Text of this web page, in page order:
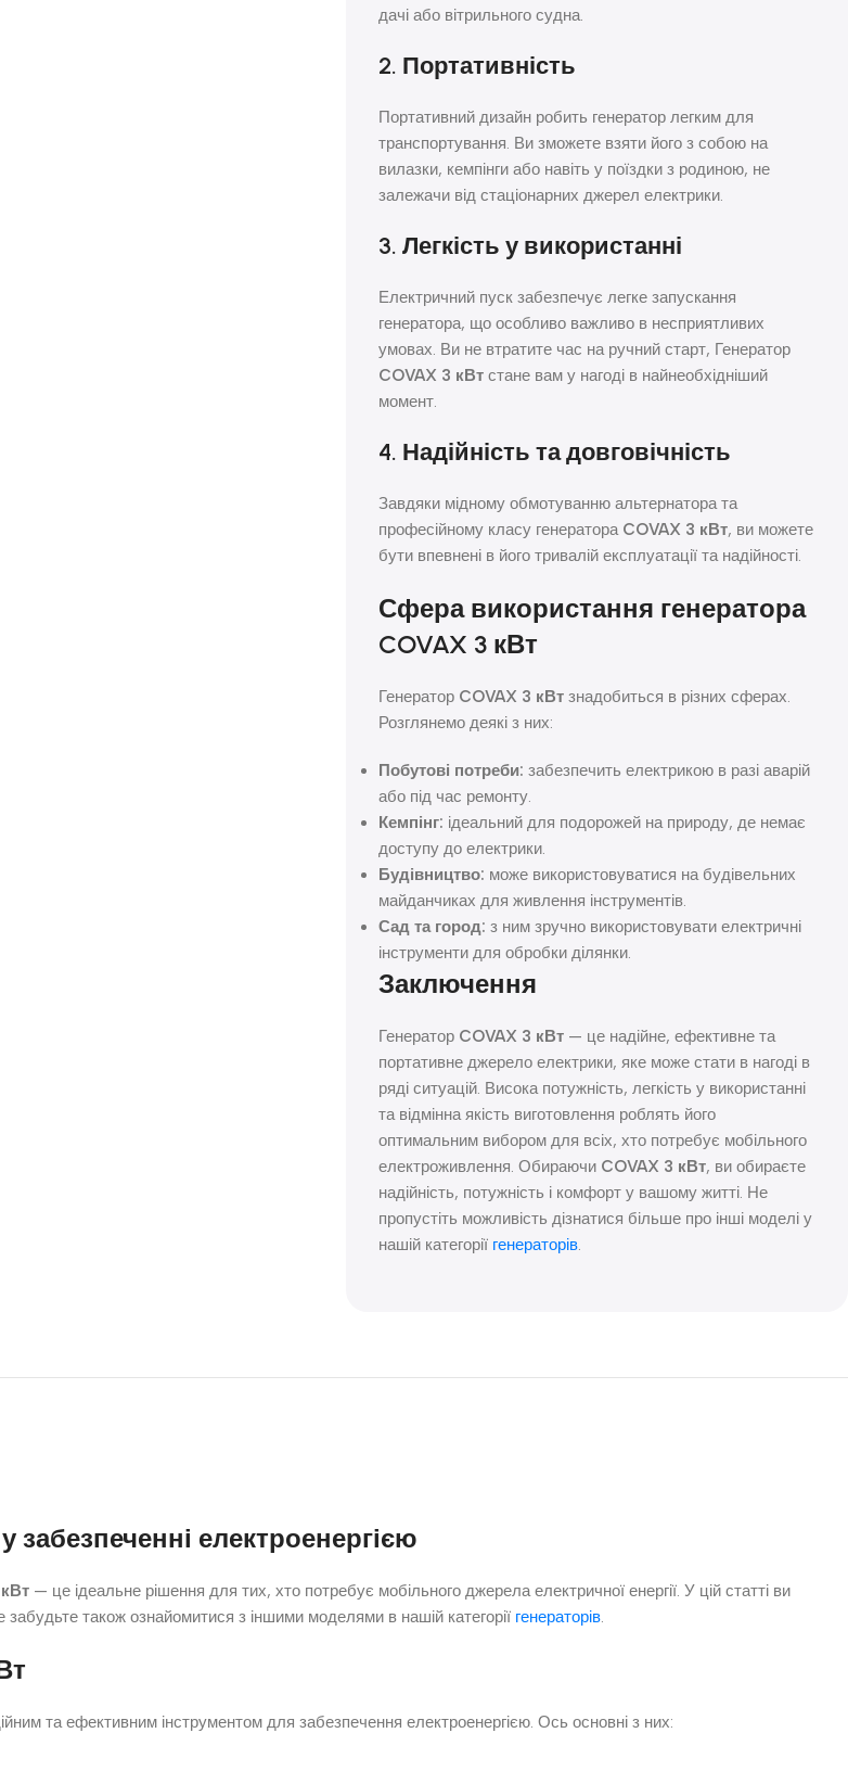
дачі або вітрильного судна.
2. Портативність
Портативний дизайн робить генератор легким для
транспортування. Ви зможете взяти його з собою на
вилазки, кемпінги або навіть у поїздки з родиною, не
залежачи від стаціонарних джерел електрики.
3. Легкість у використанні
Електричний пуск забезпечує легке запускання
генератора, що особливо важливо в несприятливих
умовах. Ви не втратите час на ручний старт, Генератор
COVAX 3 кВтстане вам у нагоді в найнеобхідніший
момент.
4. Надійність та довговічність
Завдяки мідному обмотуванню альтернатора та
професійному класу генератора COVAX 3 кВт, ви можете
бути впевнені в його тривалій експлуатації та надійності.
Сфера використання генератора
COVAX 3 кВт
Генератор COVAX 3 кВтзнадобиться в різних сферах.
Розглянемо деякі з них:
Побутові потреби: забезпечить електрикою в разі аварій
або під час ремонту.
Кемпінг: ідеальний для подорожей на природу, де немає
доступу до електрики.
Будівництво: може використовуватися на будівельних
майданчиках для живлення інструментів.
Сад та город: з ним зручно використовувати електричні
інструменти для обробки ділянки.
Заключення
Генератор COVAX 3 кВт— це надійне, ефективне та
портативне джерело електрики, яке може стати в нагоді в
ряді ситуацій. Висока потужність, легкість у використанні
та відмінна якість виготовлення роблять його
оптимальним вибором для всіх, хто потребує мобільного
електроживлення. Обираючи COVAX 3 кВт, ви обираєте
надійність, потужність і комфорт у вашому житті. Не
пропустіть можливість дізнатися більше про інші моделі у
нашій категорії генераторів.
забезпеченні електроенергією
— це ідеальне рішення для тих, хто потребує мобільного джерела електричної енергії. У цій статті ви
також ознайомитися з іншими моделями в нашій категорії генераторів
та ефективним інструментом для забезпечення електроенергією. Ось основні з них: